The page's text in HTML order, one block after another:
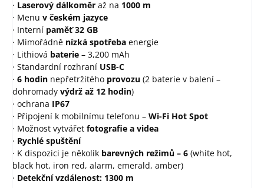
· Laserový dálkoměr až na 1000 m
· Menu v českém jazyce
· Interní paměť 32 GB
· Mimořádně nízká spotřeba energie
· Lithiová baterie – 3,200 mAh
· Standardní rozhraní USB-C
· 6 hodin nepřetržitého provozu (2 baterie v balení –
dohromady výdrž až 12 hodin)
· ochrana IP67
· Připojení k mobilnímu telefonu – Wi-Fi Hot Spot
· Možnost vytvářet fotografie a videa
· Rychlé spuštění
· K dispozici je několik barevných režimů – 6 (white hot,
black hot, iron red, alarm, emerald, amber)
· Detekční vzdálenost: 1300 m